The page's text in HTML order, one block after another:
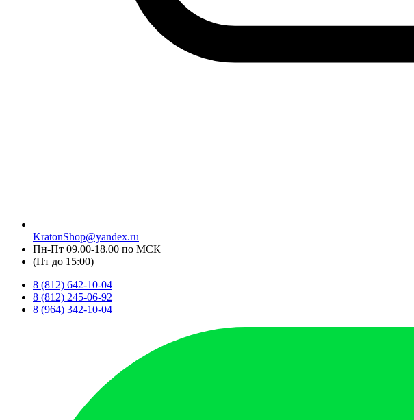
KratonShop@yandex.ru
Пн-Пт 09.00-18.00 по МСК
(Пт до 15:00)
8 (812) 642-10-04
8 (812) 245-06-92
8 (964) 342-10-04